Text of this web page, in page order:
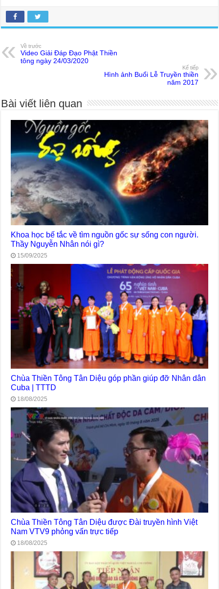
Về trước
Video Giải Đáp Đạo Phật Thiền
tông ngày 24/03/2020
Kế tiếp
Hình ảnh Buổi Lễ Truyền thiền
năm 2017
Bài viết liên quan
Khoa học bế tắc về tìm nguồn gốc sự sống con người.
Thầy Nguyễn Nhân nói gì?
15/09/2025
Chùa Thiền Tông Tân Diệu góp phần giúp đỡ Nhân dân
Cuba | TTTD
18/08/2025
Chùa Thiền Tông Tân Diệu được Đài truyền hình Việt
Nam VTV9 phỏng vấn trực tiếp
18/08/2025